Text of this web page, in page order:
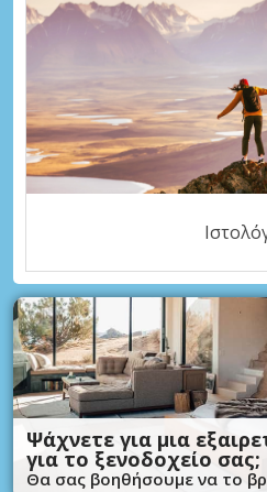
Ψάχνετε για μια
για το ξενοδοχείο σας;
Θα σας βοηθήσουμε να το